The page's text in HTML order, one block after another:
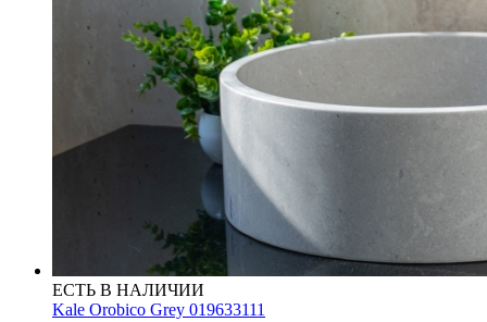
ЕСТЬ В НАЛИЧИИ
Kale Orobico Grey 019633111